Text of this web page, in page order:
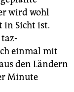
wird wohl
in Sicht ist.
einmal mit
den Ländern
Minute